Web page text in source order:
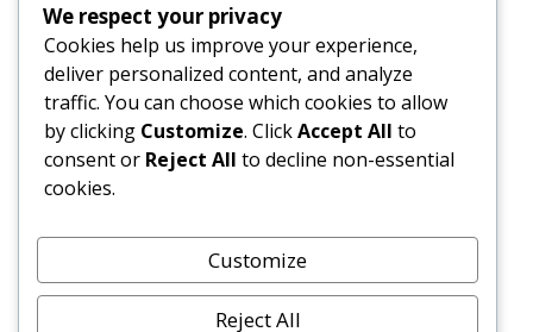
3
4 5 6 8
10
11 12 13 14 15
16
17
18 19 20 21 22
24
31
« Jul
We respect your privacy
Cookies help us improve your experience,
deliver personalized content, and analyze
traffic. You can choose which cookies to allow
by clicking Customize. ClickAccept All to
consent or Reject All to decline non-essential
cookies.
Customize
Reject All